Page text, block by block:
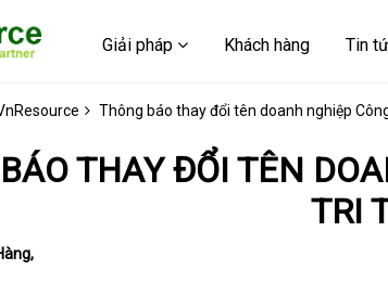
Giải pháp Khách hàng Tin
Thông báo thay đổi tên doanh nghiệp
THAY ĐỔI TÊN
TRI